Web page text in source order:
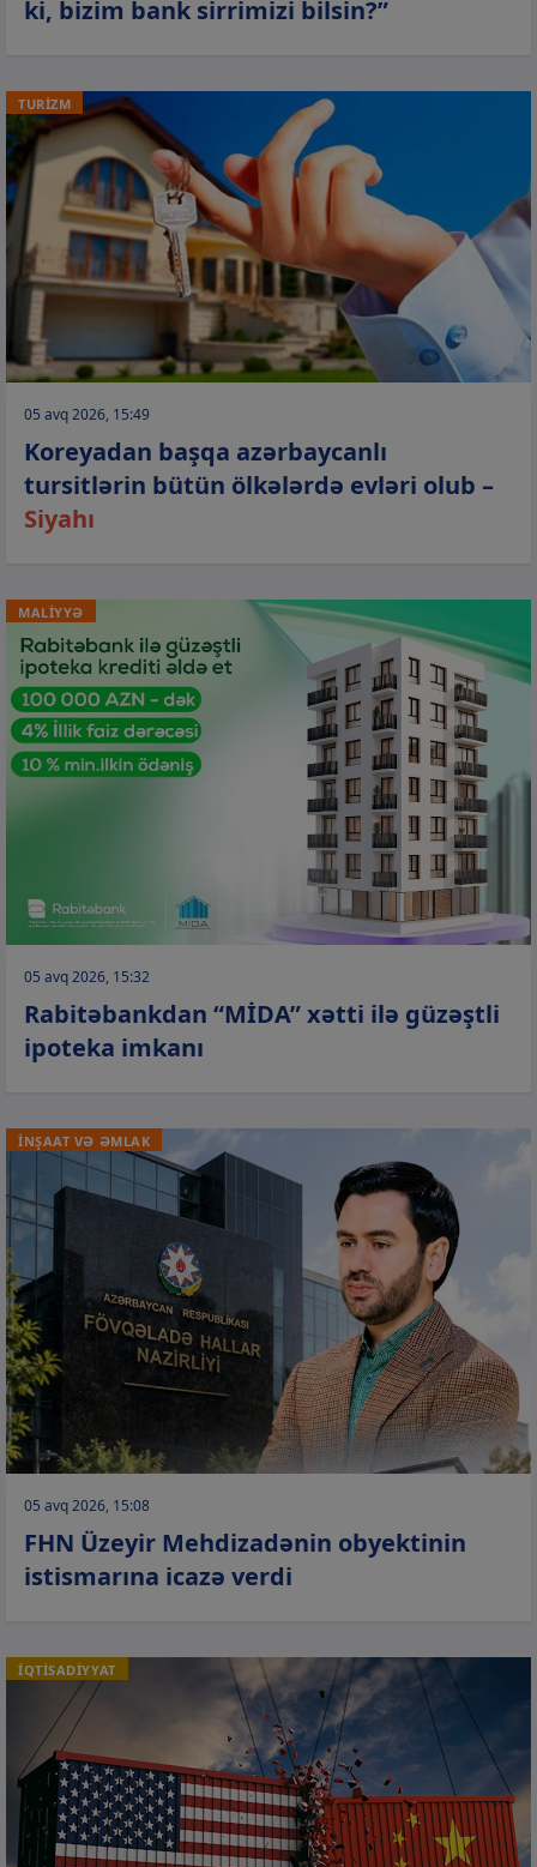
ki, bizim bank sirrimizi bilsin?”
TURİZM
05 avq 2026, 15:49
Koreyadan başqa azərbaycanlı
tursitlərin bütün ölkələrdə evləri olub –
Siyahı
MALİYYƏ
05 avq 2026, 15:32
Rabitəbankdan “MİDA” xətti ilə güzəştli
ipoteka imkanı
İNŞAAT VƏ ƏMLAK
05 avq 2026, 15:08
FHN Üzeyir Mehdizadənin obyektinin
istismarına icazə verdi
İQTİSADİYYAT